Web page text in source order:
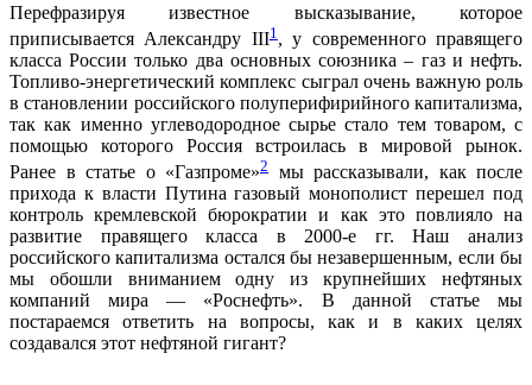
Перефразируя известное высказывание, которое
приписывается Александру III1, у современного правящего
класса России только два основных союзника – газ и нефть.
Топливо-энергетический комплекс сыграл очень важную роль
в становлении российского полуперифирийного капитализма,
так как именно углеводородное сырье стало тем товаром, с
помощью которого Россия встроилась в мировой рынок.
Ранее в статье о «Газпроме»2
мы рассказывали, как после
прихода к власти Путина газовый монополист перешел под
контроль кремлевской бюрократии и как это повлияло на
развитие правящего класса в 2000-е гг. Наш анализ
российского капитализма остался бы незавершенным, если бы
мы обошли вниманием одну из крупнейших нефтяных
компаний мира — «Роснефть». В данной статье мы
постараемся ответить на вопросы, как и в каких целях
создавался этот нефтяной гигант?